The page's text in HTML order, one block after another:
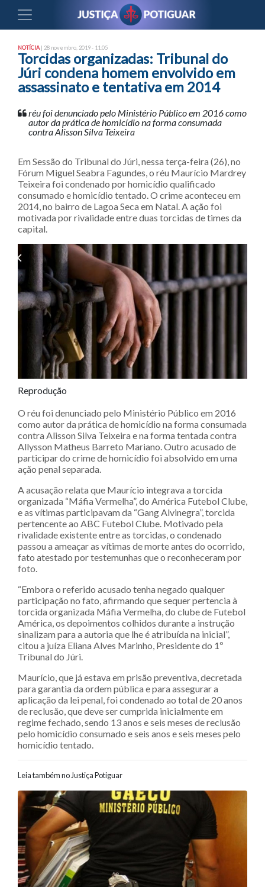
NOTÍCIA | 28 novembro, 2019 - 11:05
Torcidas organizadas: Tribunal do
Júri condena homem envolvido em
assassinato e tentativa em 2014
réu foi denunciado pelo Ministério Público em 2016 como
autor da prática de homicídio na forma consumada
contra Alisson Silva Teixeira
Em Sessão do Tribunal do Júri, nessa terça-feira (26), no
Fórum Miguel Seabra Fagundes, o réu Maurício Mardrey
Teixeira foi condenado por homicídio qualificado
consumado e homicídio tentado. O crime aconteceu em
2014, no bairro de Lagoa Seca em Natal. A ação foi
motivada por rivalidade entre duas torcidas de times da
capital.
Reprodução
O réu foi denunciado pelo Ministério Público em 2016
como autor da prática de homicídio na forma consumada
contra Alisson Silva Teixeira e na forma tentada contra
Allysson Matheus Barreto Mariano. Outro acusado de
participar do crime de homicídio foi absolvido em uma
ação penal separada.
A acusação relata que Maurício integrava a torcida
organizada “Máfia Vermelha”, do América Futebol Clube,
e as vítimas participavam da “Gang Alvinegra”, torcida
pertencente ao ABC Futebol Clube. Motivado pela
rivalidade existente entre as torcidas, o condenado
passou a ameaçar as vítimas de morte antes do ocorrido,
fato atestado por testemunhas que o reconheceram por
foto.
“Embora o referido acusado tenha negado qualquer
participação no fato, afirmando que sequer pertencia à
torcida organizada Máfia Vermelha, do clube de Futebol
América, os depoimentos colhidos durante a instrução
sinalizam para a autoria que lhe é atribuída na inicial”,
citou a juíza Eliana Alves Marinho, Presidente do 1º
Tribunal do Júri.
Maurício, que já estava em prisão preventiva, decretada
para garantia da ordem pública e para assegurar a
aplicação da lei penal, foi condenado ao total de 20 anos
de reclusão, que deve ser cumprida inicialmente em
regime fechado, sendo 13 anos e seis meses de reclusão
pelo homicídio consumado e seis anos e seis meses pelo
homicídio tentado.
Leia também no Justiça Potiguar
Navegação entre posts